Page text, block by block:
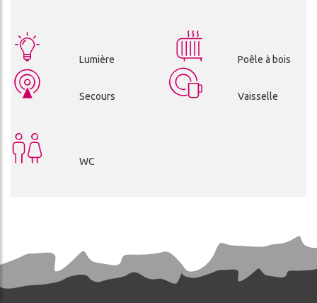
Lumière Poêle à bois
Secours Vaisselle
WC